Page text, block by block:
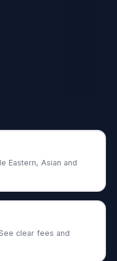
Eastern, Asian and
clear fees and